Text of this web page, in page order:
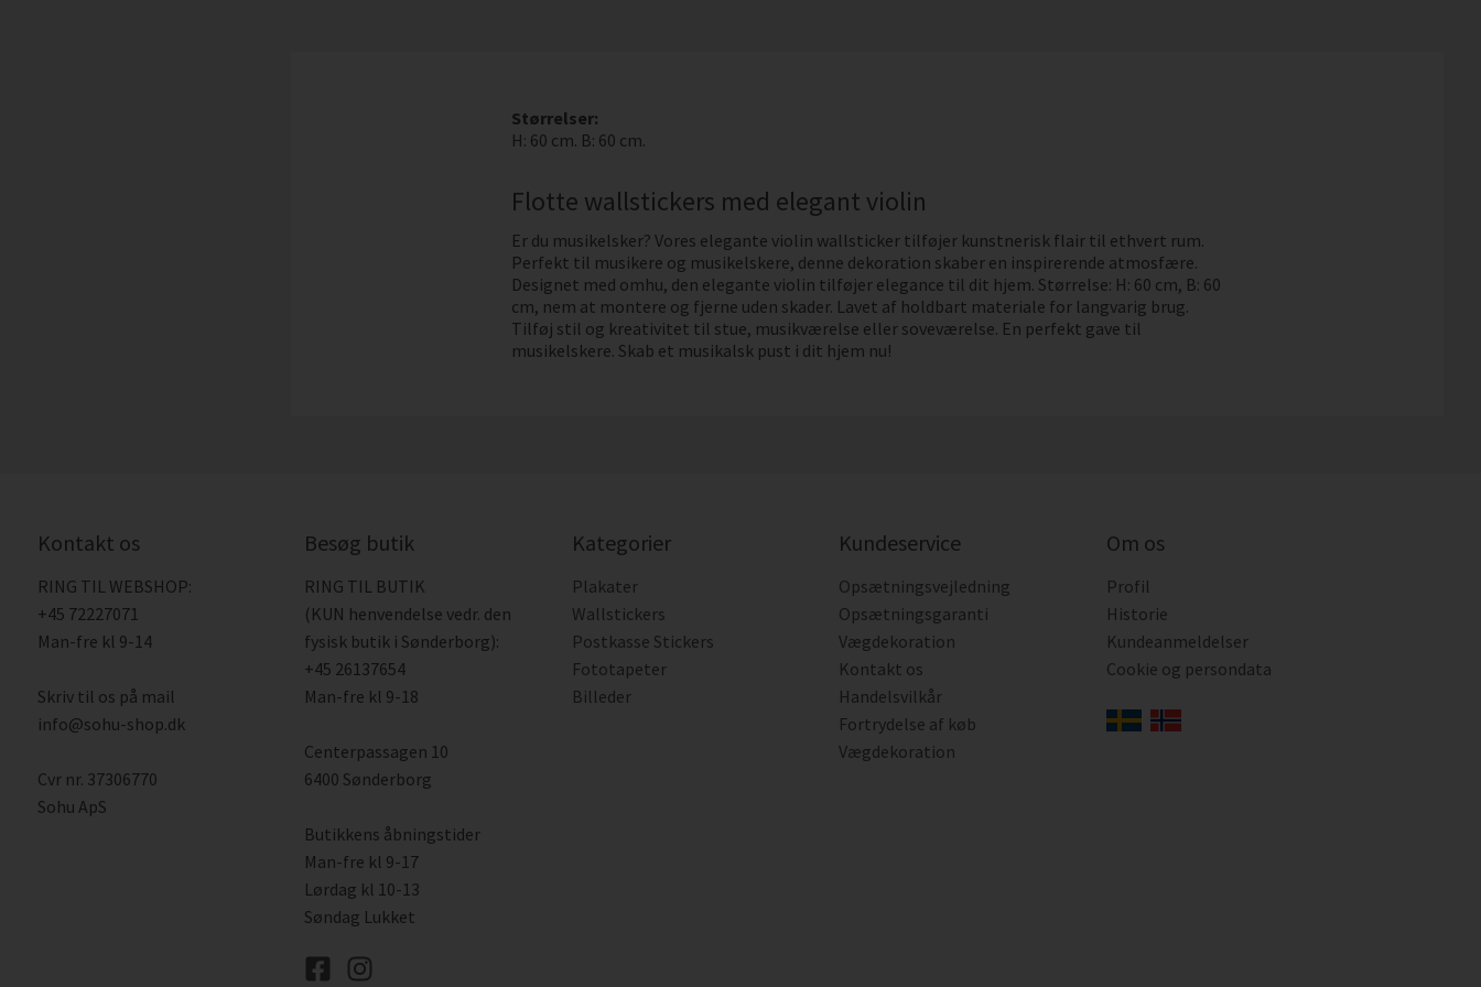
Størrelser:
H: 60 cm. B: 60 cm.
Flotte wallstickers med elegant violin
Er du musikelsker? Vores elegante violin wallsticker tilføjer kunstnerisk flair til ethvert rum.
Perfekt til musikere og musikelskere, denne dekoration skaber en inspirerende atmosfære.
Designet med omhu, den elegante violin tilføjer elegance til dit hjem. Størrelse: H: 60 cm, B: 60
cm, nem at montere og fjerne uden skader. Lavet af holdbart materiale for langvarig brug.
Tilføj stil og kreativitet til stue, musikværelse eller soveværelse. En perfekt gave til
musikelskere. Skab et musikalsk pust i dit hjem nu!
Kontakt os
RING TIL WEBSHOP:
+45 72227071
Man-fre kl 9-14
Skriv til os på mail
info@sohu-shop.dk
Cvr nr. 37306770
Sohu ApS
Besøg butik
RING TIL BUTIK
(KUN henvendelse vedr. den
fysisk butik i Sønderborg):
+45 26137654
Man-fre kl 9-18
Centerpassagen 10
6400 Sønderborg
Butikkens åbningstider
Man-fre kl 9-17
Lørdag kl 10-13
Søndag Lukket
Kategorier
Plakater
Wallstickers
Postkasse Stickers
Fototapeter
Billeder
Kundeservice
Opsætningsvejledning
Opsætningsgaranti
Vægdekoration
Kontakt os
Handelsvilkår
Fortrydelse af køb
Vægdekoration
Om os
Profil
Historie
Kundeanmeldelser
Cookie og persondata